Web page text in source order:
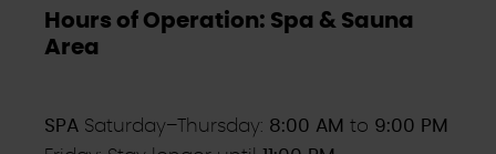
Hours of Operation: Spa & Sauna
Area
SPA Saturday–Thursday: 8:00 AM to 9:00 PM